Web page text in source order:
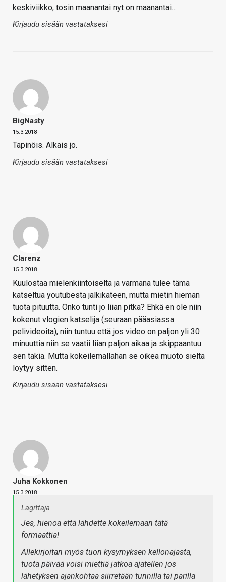
keskiviikko, tosin maanantai nyt on maanantai…
Kirjaudu sisään vastataksesi
BigNasty
15.3.2018
Täpinöis. Alkais jo.
Kirjaudu sisään vastataksesi
Clarenz
15.3.2018
Kuulostaa mielenkiintoiselta ja varmana tulee tämä
katseltua youtubesta jälkikäteen, mutta mietin hieman
tuota pituutta. Onko tunti jo liian pitkä? Ehkä en ole niin
kokenut vlogien katselija (seuraan pääasiassa
pelivideoita), niin tuntuu että jos video on paljon yli 30
minuuttia niin se vaatii liian paljon aikaa ja skippaantuu
sen takia. Mutta kokeilemallahan se oikea muoto sieltä
löytyy sitten.
Kirjaudu sisään vastataksesi
Juha Kokkonen
15.3.2018
Lagittaja
Jes, hienoa että lähdette kokeilemaan tätä
formaattia!
Allekirjoitan myös tuon kysymyksen kellonajasta,
tuota päivää voisi miettiä jatkoa ajatellen jos
lähetyksen ajankohtaa siirretään tunnilla tai parilla